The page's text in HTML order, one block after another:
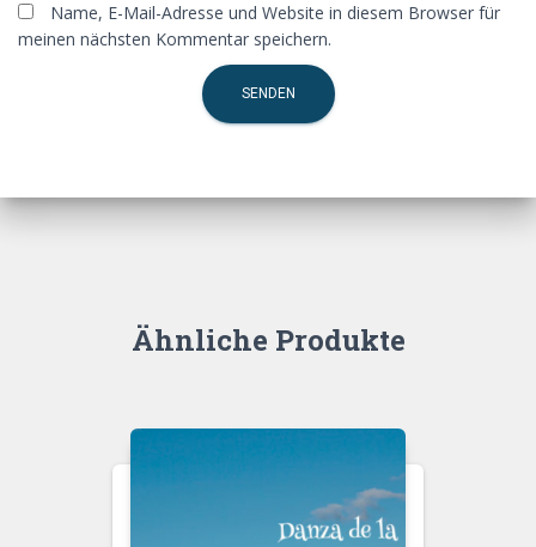
Name, E-Mail-Adresse und Website in diesem Browser für
meinen nächsten Kommentar speichern.
Ähnliche Produkte